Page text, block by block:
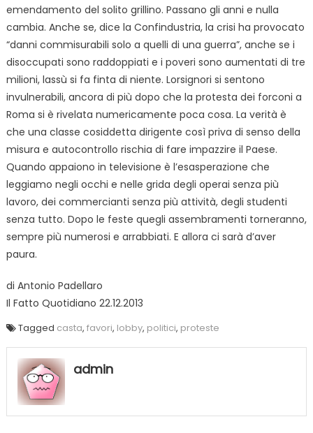
emendamento del solito grillino. Passano gli anni e nulla
cambia. Anche se, dice la Confindustria, la crisi ha provocato
“danni commisurabili solo a quelli di una guerra”, anche se i
disoccupati sono raddoppiati e i poveri sono aumentati di tre
milioni, lassù si fa finta di niente. Lorsignori si sentono
invulnerabili, ancora di più dopo che la protesta dei forconi a
Roma si è rivelata numericamente poca cosa. La verità è
che una classe cosiddetta dirigente così priva di senso della
misura e autocontrollo rischia di fare impazzire il Paese.
Quando appaiono in televisione è l’esasperazione che
leggiamo negli occhi e nelle grida degli operai senza più
lavoro, dei commercianti senza più attività, degli studenti
senza tutto. Dopo le feste quegli assembramenti torneranno,
sempre più numerosi e arrabbiati. E allora ci sarà d’aver
paura.
di Antonio Padellaro
Il Fatto Quotidiano 22.12.2013
Tagged casta, favori, lobby, politici, proteste
admin